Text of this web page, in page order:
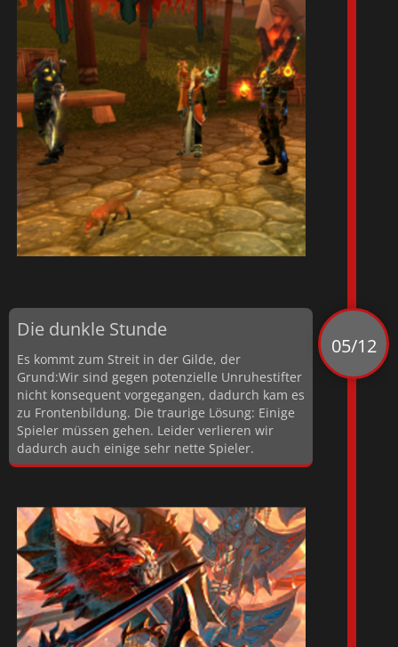
Die dunkle Stunde
Es kommt zum Streit in der Gilde, der
Grund:Wir sind gegen potenzielle Unruhestifter
nicht konsequent vorgegangen, dadurch kam es
zu Frontenbildung. Die traurige Lösung: Einige
Spieler müssen gehen. Leider verlieren wir
dadurch auch einige sehr nette Spieler.
05/12